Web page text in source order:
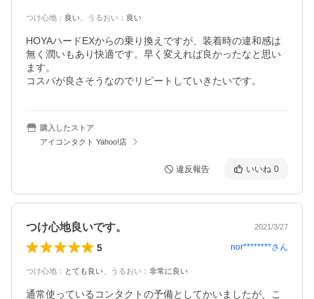
つけ心地 ： 良い うるおい ： 良い
HOYAハードEXからの乗り換えですが、装着時の違和感は
無く潤いもあり快適です。早く変えれば良かったなと思い
ます。
コスパが良さそうなのでリピートしていきたいです。
購入したストア
アイコンタクト Yahoo!店
違反報告 いいね 0
つけ心地良いです。 2021/3/27
5 nor********さん
つけ心地 ： とても良い うるおい ： 非常に良い
通常使っているコンタクトの予備としてかいましたが、こ